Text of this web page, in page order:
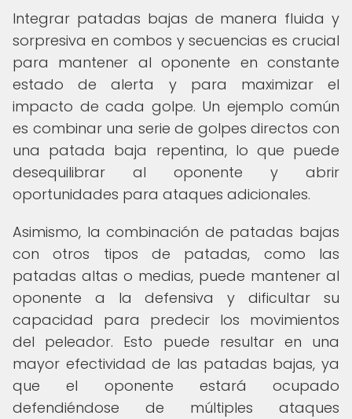
Integrar patadas bajas de manera fluida y
sorpresiva en combos y secuencias es crucial
para mantener al oponente en constante
estado de alerta y para maximizar el
impacto de cada golpe. Un ejemplo común
es combinar una serie de golpes directos con
una patada baja repentina, lo que puede
desequilibrar al oponente y abrir
oportunidades para ataques adicionales.
Asimismo, la combinación de patadas bajas
con otros tipos de patadas, como las
patadas altas o medias, puede mantener al
oponente a la defensiva y dificultar su
capacidad para predecir los movimientos
del peleador. Esto puede resultar en una
mayor efectividad de las patadas bajas, ya
que el oponente estará ocupado
defendiéndose de múltiples ataques